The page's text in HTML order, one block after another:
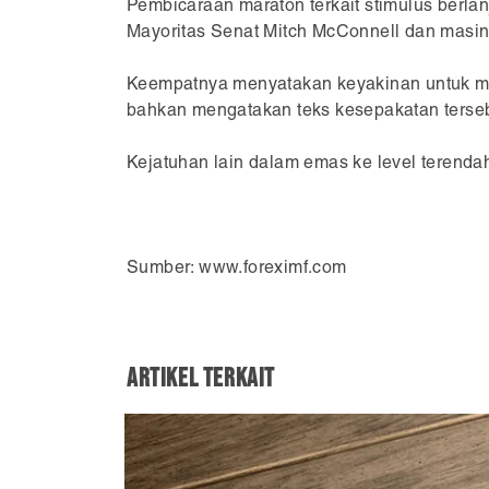
Pembicaraan maraton terkait stimulus
Mayoritas Senat Mitch McConnell dan
Keempatnya menyatakan keyakinan untuk
bahkan mengatakan teks kesepakatan
Kejatuhan lain dalam emas ke level
Sumber: www.foreximf.com
Artikel Terkait